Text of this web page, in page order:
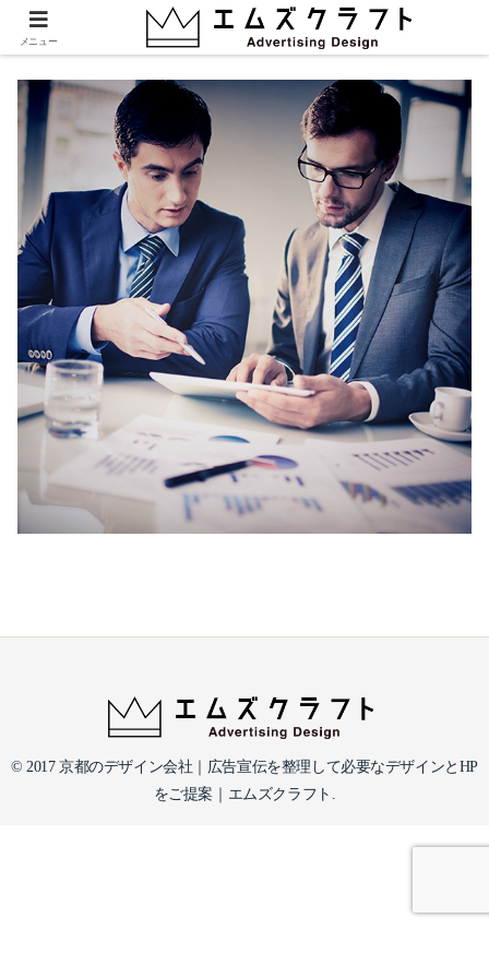
gallery2.jpg
© 2017 京都のデザイン会社｜広告宣伝を整理して必要なデザインとHP
をご提案｜エムズクラフト.
メニュー